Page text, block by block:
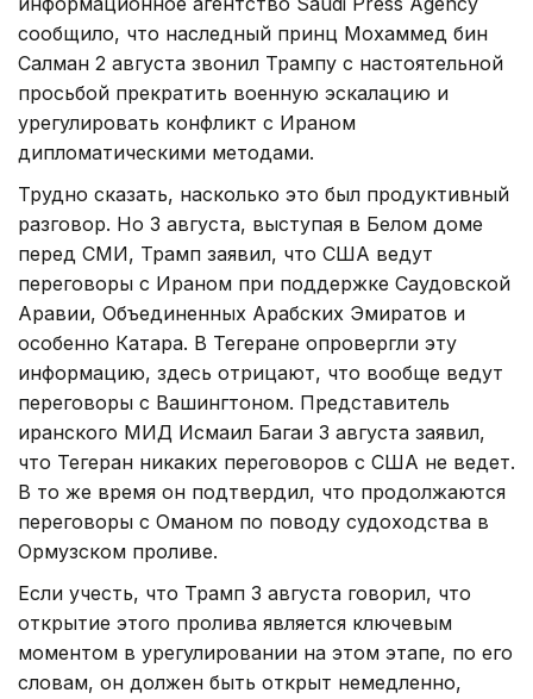
сообщило, что наследный принц Мохаммед бин
Салман 2 августа звонил Трампу с настоятельной
просьбой прекратить военную эскалацию и
урегулировать конфликт с Ираном
дипломатическими методами.
Трудно сказать, насколько это был продуктивный
разговор. Но 3 августа, выступая в Белом доме
перед СМИ, Трамп заявил, что США ведут
переговоры с Ираном при поддержке Саудовской
Аравии, Объединенных Арабских Эмиратов и
особенно Катара. В Тегеране опровергли эту
информацию, здесь отрицают, что вообще ведут
переговоры с Вашингтоном. Представитель
иранского МИД Исмаил Багаи 3 августа заявил,
что Тегеран никаких переговоров с США не ведет.
В то же время он подтвердил, что продолжаются
переговоры с Оманом по поводу судоходства в
Ормузском проливе.
Если учесть, что Трамп 3 августа говорил, что
открытие этого пролива является ключевым
моментом в урегулировании на этом этапе, по его
словам, он должен быть открыт немедленно,